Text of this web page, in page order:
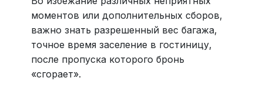
моментов или дополнительных сборов,
важно знать разрешенный вес багажа,
точное время заселение в гостиницу,
после пропуска которого бронь
«сгорает».